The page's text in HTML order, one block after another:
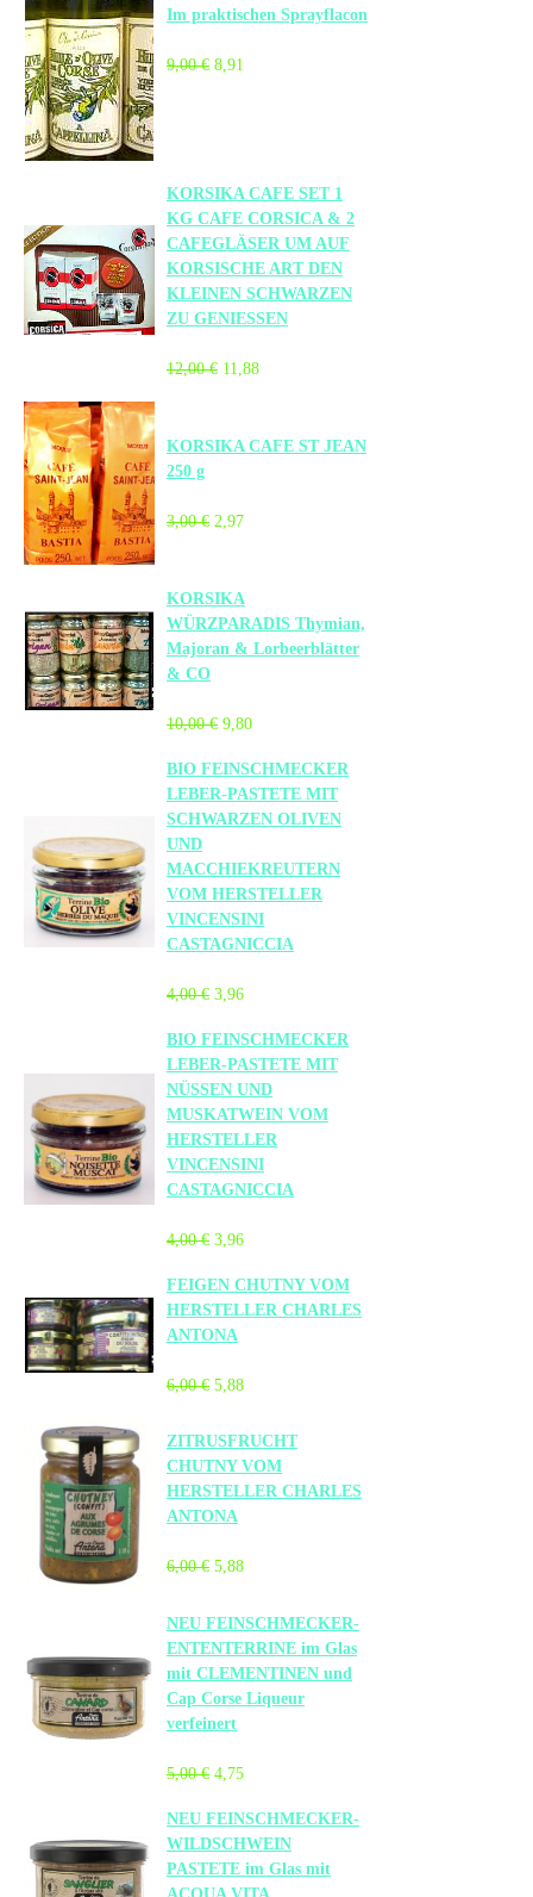
Im praktischen Sprayflacon
9,00 € 8,91
KORSIKA CAFE SET 1
KG CAFE CORSICA & 2
CAFEGLÄSER UM AUF
KORSISCHE ART DEN
KLEINEN SCHWARZEN
ZU GENIESSEN
12,00 € 11,88
KORSIKA CAFE ST JEAN
250 g
3,00 € 2,97
KORSIKA
WÜRZPARADIS Thymian,
Majoran & Lorbeerblätter
& CO
10,00 € 9,80
BIO FEINSCHMECKER
LEBER-PASTETE MIT
SCHWARZEN OLIVEN
UND
MACCHIEKREUTERN
VOM HERSTELLER
VINCENSINI
CASTAGNICCIA
4,00 € 3,96
BIO FEINSCHMECKER
LEBER-PASTETE MIT
NÜSSEN UND
MUSKATWEIN VOM
HERSTELLER
VINCENSINI
CASTAGNICCIA
4,00 € 3,96
FEIGEN CHUTNY VOM
HERSTELLER CHARLES
ANTONA
6,00 € 5,88
ZITRUSFRUCHT
CHUTNY VOM
HERSTELLER CHARLES
ANTONA
6,00 € 5,88
NEU FEINSCHMECKER-
ENTENTERRINE im Glas
mit CLEMENTINEN und
Cap Corse Liqueur
verfeinert
5,00 € 4,75
NEU FEINSCHMECKER-
WILDSCHWEIN
PASTETE im Glas mit